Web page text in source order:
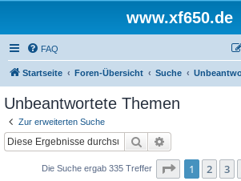
www.xf650.de
FAQ
Startseite Foren-Übersicht Suche
Unbeantwortete Themen
Zur erweiterten Suche
Suche
Die Suche ergab 335 Treffer Seite 1von
1 2 3